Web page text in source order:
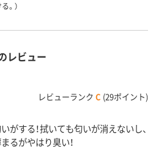
。）
レビュー
レビューランク C (29ポイント)
がする！拭いても匂いが消えないし、
るがやはり臭い！